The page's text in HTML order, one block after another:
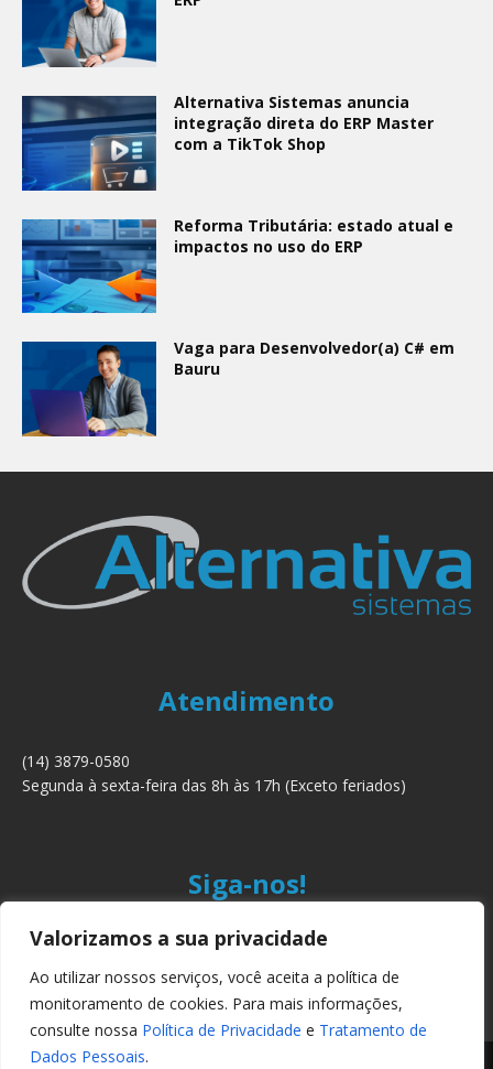
Valorizamos a sua privacidade
Ao utilizar nossos serviços, você aceita a política de
monitoramento de cookies. Para mais informações,
consulte nossa Política de Privacidade e Tratamento de
Dados Pessoais.
Alternativa Sistemas anuncia
integração direta do ERP Master
com a TikTok Shop
Reforma Tributária: estado atual e
impactos no uso do ERP
Vaga para Desenvolvedor(a) C# em
Bauru
Atendimento
(14) 3879-0580
Segunda à sexta-feira das 8h às 17h (Exceto feriados)
Siga-nos!